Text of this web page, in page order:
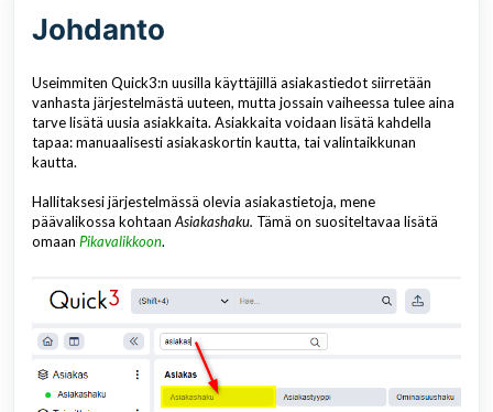
Johdanto
Useimmiten Quick3:n uusilla käyttäjillä asiakastiedot siirretään
vanhasta järjestelmästä uuteen, mutta jossain vaiheessa tulee aina
tarve lisätä uusia asiakkaita. Asiakkaita voidaan lisätä kahdella
tapaa: manuaalisesti asiakaskortin kautta, tai valintaikkunan
kautta.
Hallitaksesi järjestelmässä olevia asiakastietoja, mene
päävalikossa kohtaan Asiakashaku. Tämä on suositeltavaa lisätä
omaan Pikavalikkoon.